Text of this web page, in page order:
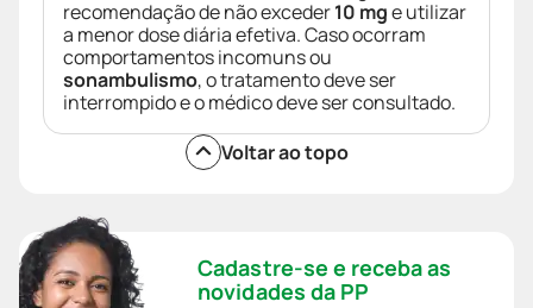
recomendação de não exceder10 mge utilizar
a menor dose diária efetiva. Caso ocorram
comportamentos incomuns ou
sonambulismo, o tratamento deve ser
interrompido e o médico deve ser consultado.
Voltar ao topo
Cadastre-se e receba as
novidades da PP